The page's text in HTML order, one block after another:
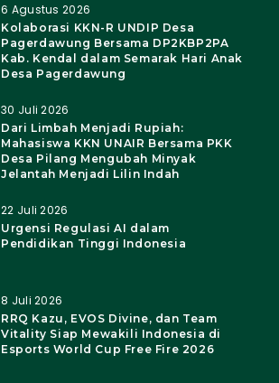
6 Agustus 2026
Kolaborasi KKN-R UNDIP Desa
Pagerdawung Bersama DP2KBP2PA
Kab. Kendal dalam Semarak Hari Anak
Desa Pagerdawung
30 Juli 2026
Dari Limbah Menjadi Rupiah:
Mahasiswa KKN UNAIR Bersama PKK
Desa Pilang Mengubah Minyak
Jelantah Menjadi Lilin Indah
22 Juli 2026
Urgensi Regulasi AI dalam
Pendidikan Tinggi Indonesia
8 Juli 2026
RRQ Kazu, EVOS Divine, dan Team
Vitality Siap Mewakili Indonesia di
Esports World Cup Free Fire 2026